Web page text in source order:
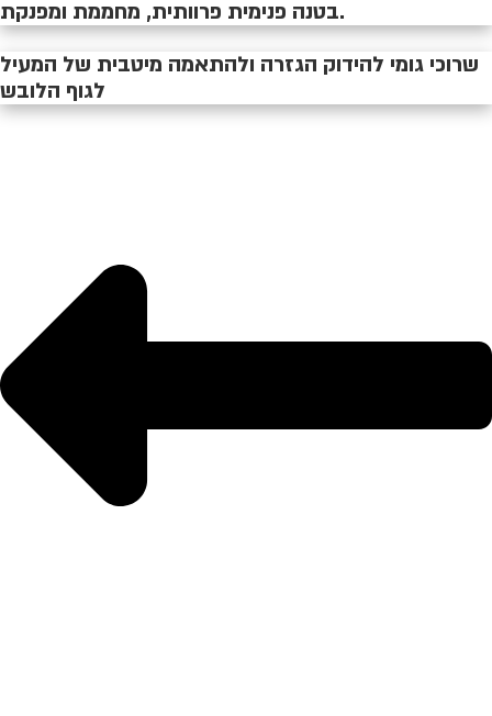
בטנה פנימית פרוותית, מחממת ומפנקת.
שרוכי גומי להידוק הגזרה ולהתאמה מיטבית של המעיל
לגוף הלובש